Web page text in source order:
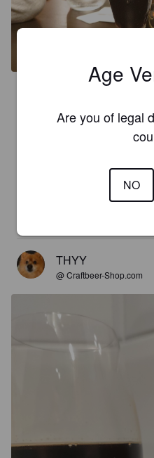
Prolly tastes just as good as
@ Alko Puuvilla
THYY
@ Craftbeer-Shop.com
Age
Are you of legal
NO